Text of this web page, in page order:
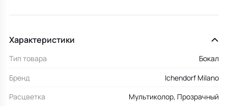
Характеристики
Тип товара
Бокал
Бренд
Ichendorf Milano
Расцветка
Мультиколор, Прозрачный